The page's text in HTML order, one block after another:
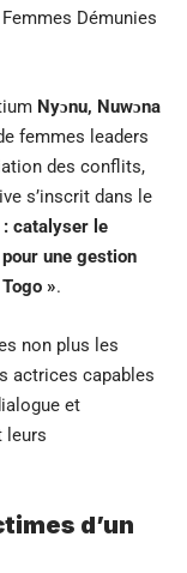
Démunies
Nyɔnu, Nuwɔna
femmes leaders
des conflits,
s’inscrit dans le
: catalyser le
une gestion
».
non plus les
actrices capables
et
leurs
d’un